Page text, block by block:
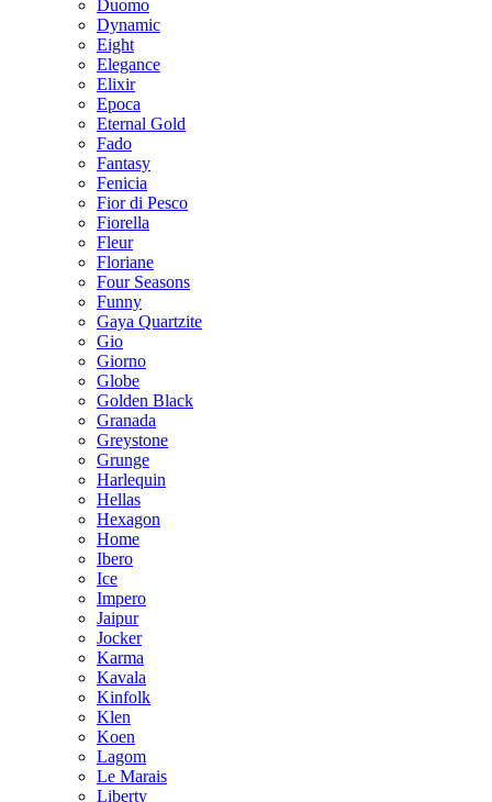
Duomo
Dynamic
Eight
Elegance
Elixir
Epoca
Eternal Gold
Fado
Fantasy
Fenicia
Fior di Pesco
Fiorella
Fleur
Floriane
Four Seasons
Funny
Gaya Quartzite
Gio
Giorno
Globe
Golden Black
Granada
Greystone
Grunge
Harlequin
Hellas
Hexagon
Home
Ibero
Ice
Impero
Jaipur
Jocker
Karma
Kavala
Kinfolk
Klen
Koen
Lagom
Le Marais
Liberty